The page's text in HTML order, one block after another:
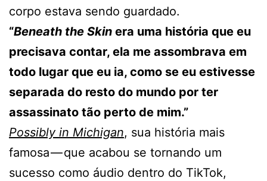
corpo estava sendo guardado.
“Beneath the Skin era uma história que eu
precisava contar, ela me assombrava em
todo lugar que eu ia, como se eu estivesse
separada do resto do mundo por ter
assassinato tão perto de mim.”
Possibly in Michigan, sua história mais
famosa — que acabou se tornando um
sucesso como áudio dentro do TikTok,